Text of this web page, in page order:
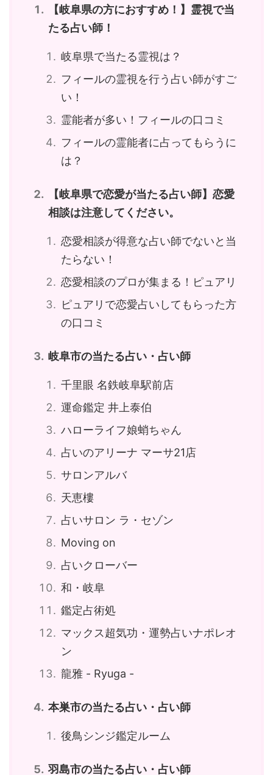
【岐阜県の方におすすめ！】霊視で当
たる占い師！
岐阜県で当たる霊視は？
フィールの霊視を行う占い師がすご
い！
霊能者が多い！フィールの口コミ
フィールの霊能者に占ってもらうに
は？
【岐阜県で恋愛が当たる占い師】恋愛
相談は注意してください。
恋愛相談が得意な占い師でないと当
たらない！
恋愛相談のプロが集まる！ピュアリ
ピュアリで恋愛占いしてもらった方
の口コミ
岐阜市の当たる占い・占い師
千里眼 名鉄岐阜駅前店
運命鑑定 井上泰伯
ハローライフ娘蛸ちゃん
占いのアリーナ マーサ21店
サロンアルバ
天恵樓
占いサロン ラ・セゾン
Moving on
占いクローバー
和・岐阜
鑑定占術処
マックス超気功・運勢占いナポレオ
ン
龍雅 - Ryuga -
本巣市の当たる占い・占い師
後鳥シンジ鑑定ルーム
羽島市の当たる占い・占い師